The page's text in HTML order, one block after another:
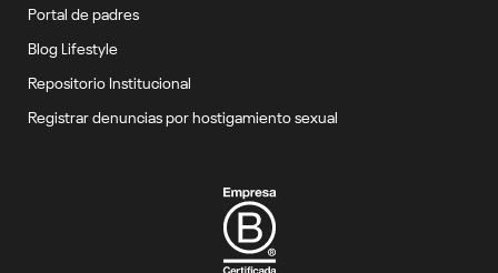
Portal de padres
Blog Lifestyle
Repositorio Institucional
Registrar denuncias por hostigamiento sexual